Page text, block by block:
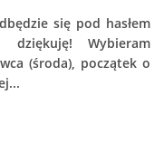
się pod hasłem
dziękuję! Wybieram
(środa), początek o